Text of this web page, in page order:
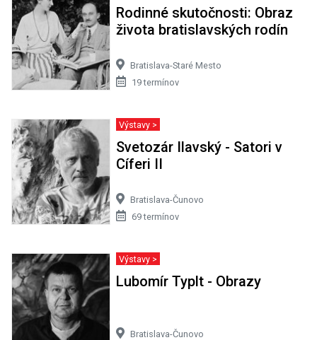
Rodinné skutočnosti: Obraz
života bratislavských rodín
Bratislava-Staré Mesto
19 termínov
Výstavy >
Svetozár Ilavský - Satori v
Cíferi II
Bratislava-Čunovo
69 termínov
Výstavy >
Lubomír Typlt - Obrazy
Bratislava-Čunovo